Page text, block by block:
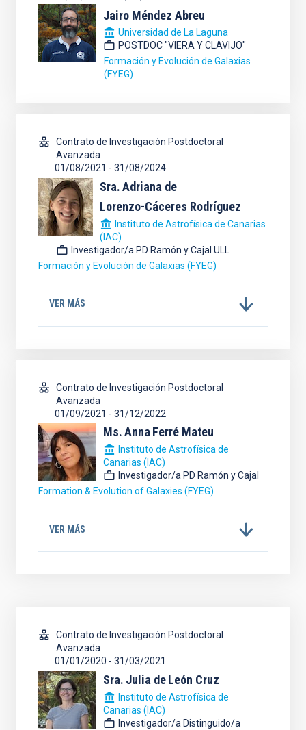
Jairo Méndez Abreu
Universidad de La Laguna
POSTDOC "VIERA Y CLAVIJO"
Formación y Evolución de Galaxias
(FYEG)
Contrato de Investigación Postdoctoral
Avanzada
01/08/2021 - 31/08/2024
Sra.Adriana de
Lorenzo-Cáceres Rodríguez
Instituto de Astrofísica de Canarias
(IAC)
Investigador/a PD Ramón y Cajal ULL
Formación y Evolución de Galaxias (FYEG)
VER MÁS
Contrato de Investigación Postdoctoral
Avanzada
01/09/2021 - 31/12/2022
Ms.AnnaFerré Mateu
Instituto de Astrofísica de
Canarias (IAC)
Investigador/a PD Ramón y Cajal
Formation & Evolution of Galaxies (FYEG)
VER MÁS
Contrato de Investigación Postdoctoral
Avanzada
01/01/2020 - 31/03/2021
Sra. Julia deLeón Cruz
Instituto de Astrofísica de
Canarias (IAC)
Investigador/a Distinguido/a